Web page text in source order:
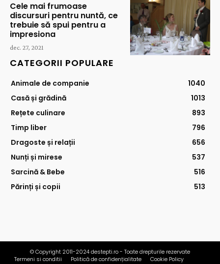
Cele mai frumoase
discursuri pentru nuntă, ce
trebuie să spui pentru a
impresiona
dec. 27, 2021
CATEGORII POPULARE
Animale de companie
1040
Casă și grădină
1013
Rețete culinare
893
Timp liber
796
Dragoste și relații
656
Nunți și mirese
537
Sarcină & Bebe
516
Părinți și copii
513
© Copyright 2011-2024 destepti.ro - Toate drepturile rezervate
Termeni si conditii
Politică de confidențialitate
Cookie Policy